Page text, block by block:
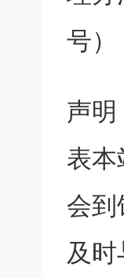
退
策规
机构
税（
号）
声明
表本
会到
及时